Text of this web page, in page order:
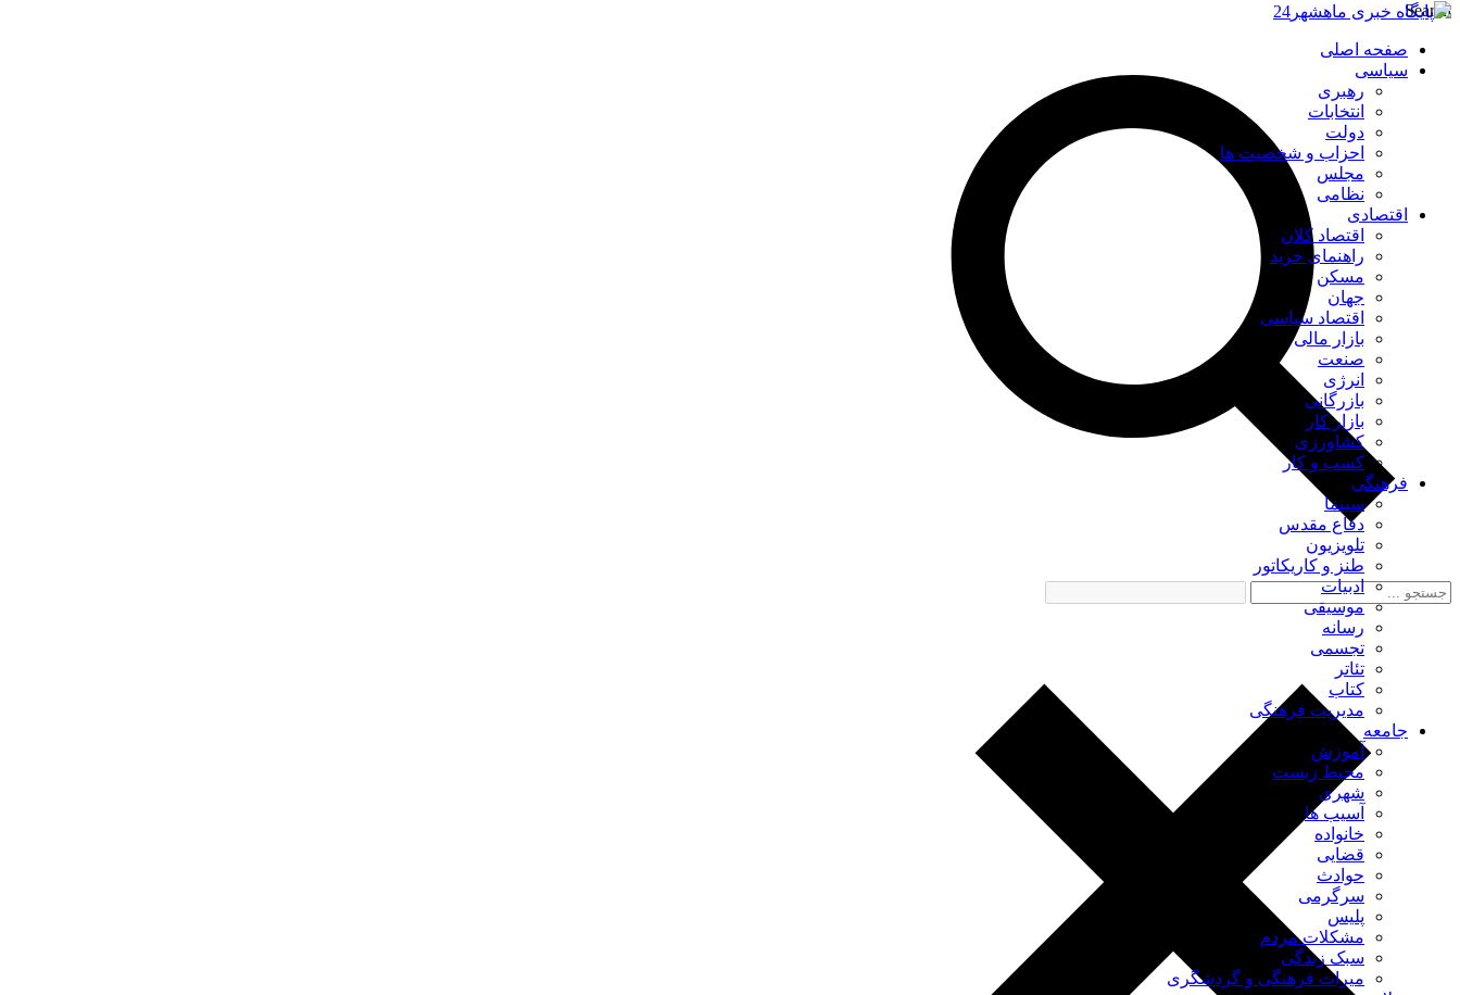
Search
صفحه اصلی
سیاسی
رهبری
انتخابات
دولت
احزاب و شخصیت ها
مجلس
نظامی
اقتصادی
اقتصاد کلان
راهنمای خرید
مسکن
جهان
اقتصاد سیاسی
بازار مالی
صنعت
انرژی
بازرگانی
بازار کار
کشاورزی
کسب و کار
فرهنگی
سینما
دفاع مقدس
تلویزیون
طنز و کاریکاتور
ادبیات
موسیقی
رسانه
تجسمی
تئاتر
کتاب
مدیریت فرهنگی
جامعه
آموزش
محیط زیست
شهری
آسیب ها
خانواده
قضایی
حوادث
سرگرمی
پلیس
مشکلات مردم
سبک زندگی
میراث فرهنگی و گردشگری